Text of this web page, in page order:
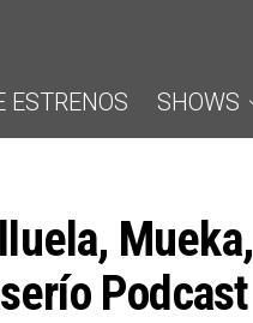
ESTRENOS SHOWS
Mueka,
Podcast